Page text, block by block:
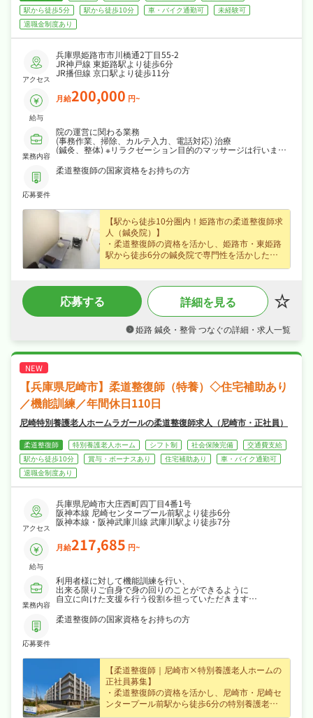
駅から徒歩5分
駅から徒歩10分 車・バイク通勤可
未経験可
退職金制度あり
アクセス
兵庫県姫路市市川橋通2丁目55-2
JR神戸線 東姫路駅より徒歩6分
JR播但線 京口駅より徒歩11分
給与
月給200,000 円~
業務内容
院の運営に関わる業務
(事務作業、掃除、カルテ入力、電話対応) 治療
(鍼灸、整体) ※リラクゼーション目的のマッサージは行いませ
※訪問鍼灸もあり
応募要件
柔道整復師の国家資格をお持ちの方
【駅から徒歩10分圏内！姫路市の柔道整復師求
人（鍼灸院）】
・柔道整復師の資格を活かし、姫路市・東姫路
駅から徒歩6分の鍼灸院で専門性を活かしたお
仕事をお任せ、はじめての方も歓迎なので無理
・正社員で月給20万円〜、賞与年2回・昇給あ
りなど好待遇で、腰を据えて長く活躍できます
末年始休暇・GWなど長期休暇も取りやすくワ
・社会保険完備、研修制度あり、制服貸与など
応募する 詳細を見る
姫路 鍼灸・整骨 つなぐの詳細・求人一覧
【兵庫県尼崎市】柔道整復師（特養）◇住宅補助あり
／機能訓練／年間休日110日
尼崎特別養護老人ホームラガールの柔道整復師求人（尼崎市・正社員）
柔道整復師 特別養護老人ホーム シフト制 社会保険完備
交通費支給
駅から徒歩10分
賞与・ボーナスあり 住宅補助あり
車・バイク通勤可
退職金制度あり
アクセス
兵庫県尼崎市大庄西町四丁目4番1号
阪神本線 尼崎センタープール前駅より徒歩6分
阪神本線・阪神武庫川線 武庫川駅より徒歩7分
給与
月給217,685 円~
業務内容
利用者様に対して機能訓練を行い、
出来る限りご自身で身の回りのことができるように
自立に向けた支援を行う役割を担っていただきます
応募要件
柔道整復師の国家資格をお持ちの方
【柔道整復師｜尼崎市×特別養護老人ホームの
正社員募集】
・柔道整復師の資格を活かし、尼崎市・尼崎セ
ンタープール前駅から徒歩6分の特別養護老人